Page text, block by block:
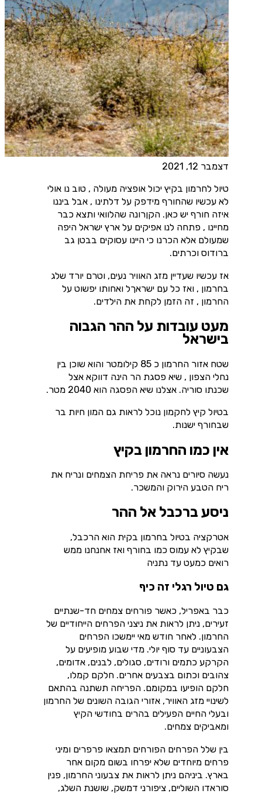
דצמבר 12, 2021
טיול לחרמון בקיץ יכול אופציה מעולה , טוב נו אולי
לא עכשיו שהחורף מידפק על דלתינו , אבל ביננו
איזה חורף יש כאן. הקןרונה שהלוואי ותצא כבר
מחיינו , פתחה לנו אפיקים על ארץ ישראל היפה
שמעולם אלא הכרנו כי היינו עסוקים בבטן גב
ברודוס וכרתים.
אז עכשיו שעדיין מזג האוויר נעים, וטרם יורד שלג
בחרמון , ואז כל עם ישראךל ואחותו יפשוט על
החרמון , זה הזמן לקחת את הילדים.
מעט עובדות על ההר הגבוה
בישראל
שטח אזור החרמון כ 85 קילומטר והוא שוכן בין
נחלי הצפון , שיא פסגת הר הינה דווקא אצל
שכנתו סוריה. אצלנו שיא הפסגה הוא 2040 מטר.
בטיול קיץ לחקמון נוכל לראות גם המון חיות בר
שבחורף ישנות.
אין כמו החרמון בקיץ
נעשה סיורים נראה את פריחת הצמחים ונריח את
ריח הטבע הירוק והמשכר.
ניסע ברכבל אל ההר
אטרקציה בטיול בחרמון בקית הוא הרכבל,
שבקיץ לא עמוס כמו בחורף ואז אחנחנו ממש
רואים כמעט עד נתניה
גם טיול רגלי זה כיף
כבר באפריל, כאשר פורחים צמחים חד-שנתיים
זעירים, ניתן לראות את ניצני הפרחים הייחודיים של
החרמון. לאחר חודש מאי יימשכו הפרחים
הצבעוניים עד סוף יולי. מדי שבוע מופיעים על
הקרקע כתמים ורודים, סגולים, לבנים, אדומים,
צהובים וכתום בצבעים אחרים. חלקם קמלו,
חלקם הופיעו במקומם. הפריחה תשתנה בהתאם
לשינויי מזג האוויר, אזורי הגובה השונים של החרמון
ובעלי החיים הפעילים בהרים בחודשי הקיץ
ומאביקים צמחים.
בין שלל הפרחים הפורחים תמצאו פרפרים ומיני
פרחים מיוחדים שלא יפרחו בשום מקום אחר
בארץ. ביניהם ניתן לראות את צבעוני החרמון, פנין
סוראדו השוליים, ציפורני דמשק, שושנת השלג,